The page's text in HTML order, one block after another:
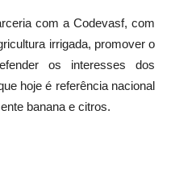
com a Codevasf, com
irrigada, promover o
os interesses dos
hoje é referência nacional
banana e citros.